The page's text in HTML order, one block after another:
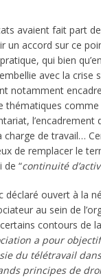
avaient fait part
un accord sur ce
qui bien
avec la crise
notamment
thématiques
l’encadrement
charge de travail…
de remplacer le
de “continuité
déclaré ouvert à la
au sein de
contours de
a pour
du télétravail
principes de